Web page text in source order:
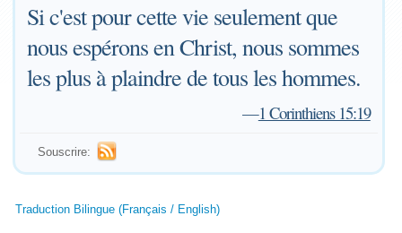
Si c'est pour cette vie seulement que
nous espérons en Christ, nous sommes
les plus à plaindre de tous les hommes.
—1 Corinthiens 15:19
Souscrire:
Traduction Bilingue (Français / English)